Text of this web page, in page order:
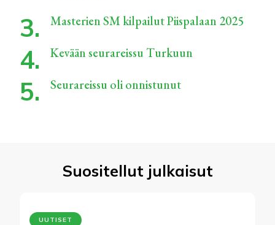
Masterien SM kilpailut Piispalaan 2025
Kevään seurareissu Turkuun
Seurareissu oli onnistunut
Suositellut julkaisut
UUTISET